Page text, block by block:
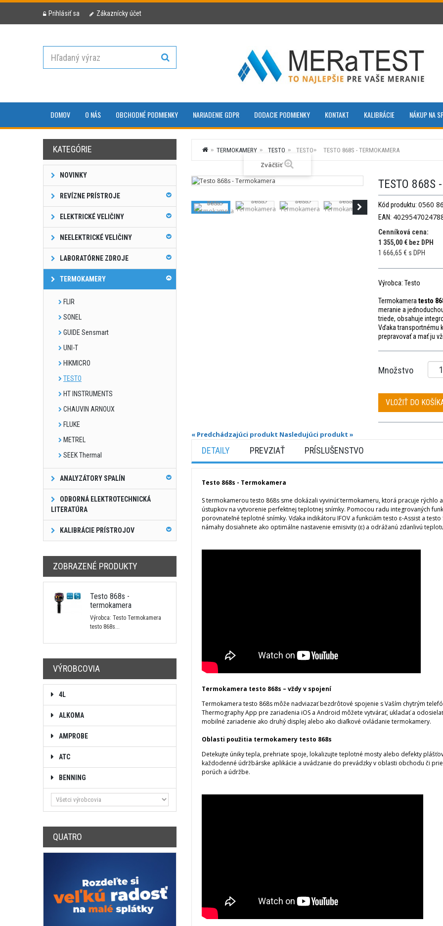
Prihlásiť sa Zákaznícky účet
DOMOV O NÁS OBCHODNÉ PODMIENKY NARIADENIE GDPR DODACIE PODMIENKY KONTAKT KALIBRÁCIE NÁKUP NA
KATEGÓRIE
NOVINKY
REVÍZNE PRÍSTROJE
ELEKTRICKÉ VELIČINY
NEELEKTRICKÉ VELIČINY
LABORATÓRNE ZDROJE
TERMOKAMERY
FLIR
SONEL
GUIDE Sensmart
UNI-T
HIKMICRO
TESTO
HT INSTRUMENTS
CHAUVIN ARNOUX
FLUKE
METREL
SEEK Thermal
ANALYZÁTORY SPALÍN
ODBORNÁ ELEKTROTECHNICKÁ
LITERATÚRA
KALIBRÁCIE PRÍSTROJOV
ZOBRAZENÉ PRODUKTY
Testo 868s -
termokamera
Výrobca: Testo Termokamera
testo 868s...
VÝROBCOVIA
4L
ALKOMA
AMPROBE
ATC
BENNING
QUATRO
TERMOKAMERY TESTO TESTO TESTO 868S - TERMOKAMERA
Zväčšiť
TESTO 868S
Kód produktu: 0560
EAN:
Cenníková cena:
1 355,00 € bez DPH
1 666,65 € s DPH
Výrobca: Testo
Termokameratesto
meranie a
triede, obsahuje
Vďaka transportnému
prepravovať a mať ju
Množstvo
VLOŽIŤ DO
« Predchádzajúci produkt Nasledujúci produkt »
DETAILY PREVZIAŤ PRÍSLUŠENSTVO
Testo 868s - Termokamera
S termokamerou testo 868s sme dokázali vyvinúť termokameru, ktorá pracuje rýchlo
ústupkov na vytvorenie perfektnej teplotnej snímky. Pomocou radu integrovaných
porovnateľné teplotné snímky. Vďaka indikátoru IFOV a funkciám testo ɛ-Assist a
námahy dosiahnete ako optimálne nastavenie emisivity (ɛ) a odrážanú zdanlivú
Termokamera testo 868s – vždy v spojení
Termokamera testo 868s môže nadviazať bezdrôtové spojenie s Vaším chytrým
Thermography App pre zariadenia iOS a Android môžete vytvárať, ukladať a
mobilné zariadenie ako druhý displej alebo ako diaľkové ovládanie termokamery.
Oblasti použitia termokamery testo 868s
Detekujte úniky tepla, prehriate spoje, lokalizujte teplotné mosty alebo defekty
každodenné údržbárske aplikácie a uvádzanie do prevádzky v oblasti obchodu či
porúch a údržbe.